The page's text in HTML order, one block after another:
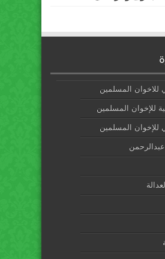
للاخوان المسلمين
للإخوان المسلمين
للإخوان المسلمين